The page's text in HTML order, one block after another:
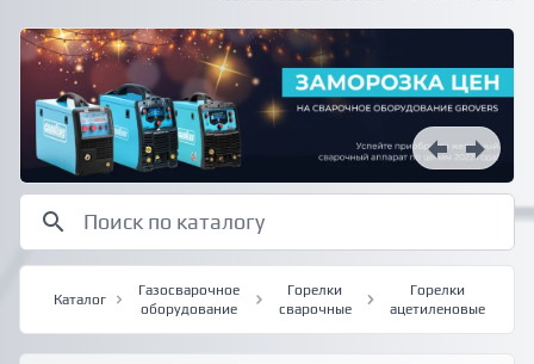
Каталог
Газосварочное
оборудование
Горелки
сварочные
Горелки
ацетиленовые